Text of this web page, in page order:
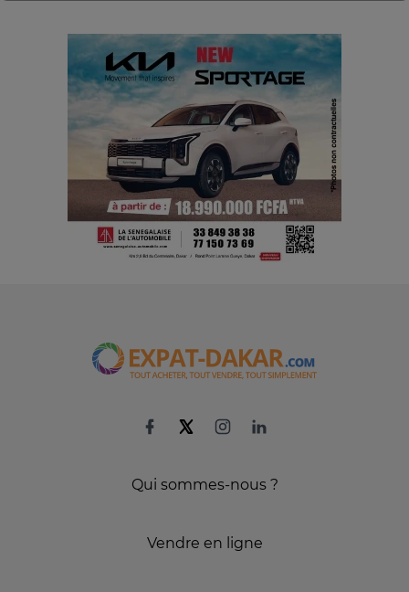
Qui sommes-nous ?
Vendre en ligne